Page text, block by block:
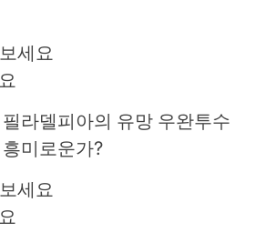
라델피아의 유망 우완투수
미로운가?